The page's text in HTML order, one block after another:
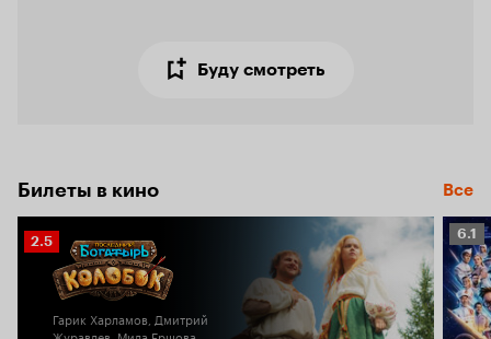
Буду смотреть
Билеты в кино Все
Рейтинг
Кинопоиска
2.5
Гарик Харламов, Дмитрий
6.1
6.1